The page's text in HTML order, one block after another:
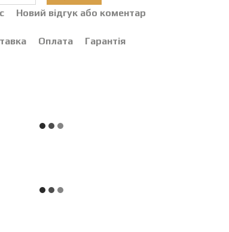
Новий відгук або коментар
Оплата Гарантія